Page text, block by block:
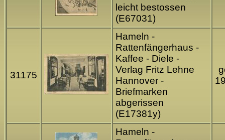
leicht bestossen
(E67031)
31175
Hameln -
Rattenfängerhaus -
Kaffee - Diele -
Verlag Fritz Lehne
Hannover -
Briefmarken
abgerissen
(E17381y)
Hameln -